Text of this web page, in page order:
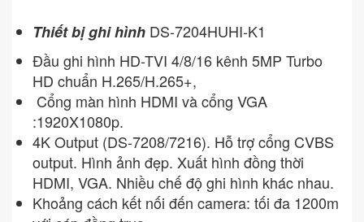
Thiết bị ghi hình DS-7204HUHI-K1
Đầu ghi hình HD-TVI 4/8/16 kênh 5MP Turbo
HD chuẩn H.265/H.265+,
Cổng màn hình HDMI và cổng VGA
:1920X1080p.
4K Output (DS-7208/7216). Hỗ trợ cổng CVBS
output. Hình ảnh đẹp. Xuất hình đồng thời
HDMI, VGA. Nhiều chế độ ghi hình khác nhau.
Khoảng cách kết nối đến camera: tối đa 1200m